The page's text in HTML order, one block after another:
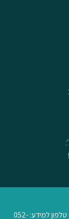
© כל הזכויות שמורות לפסטיבל צלילים במדבר | טלפון למידע: 052-